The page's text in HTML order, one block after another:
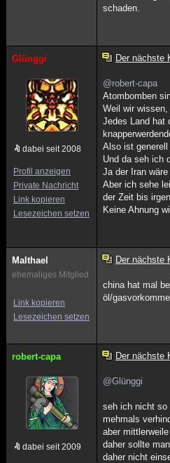
schaden.
Glünggi
dabei seit 2008
Profil anzeigen
Private Nachricht
Link kopieren
Lesezeichen setzen
Der nächste
@robert-capa
Atombomben
Weil wir
Jedes Land hat
Also ist generell
Und da seh ich
Ja der Iran
Aber ich sehe
der Zeit bis
Keine Ahnung
Malthael
ehemaliges Mitglied
Link kopieren
Lesezeichen setzen
Der nächste
china hat mal
öl/
robert-capa
dabei seit 2009
Der nächste
@Glünggi
seh ich nicht so
mehmals
aber
daher sollte
daher nicht